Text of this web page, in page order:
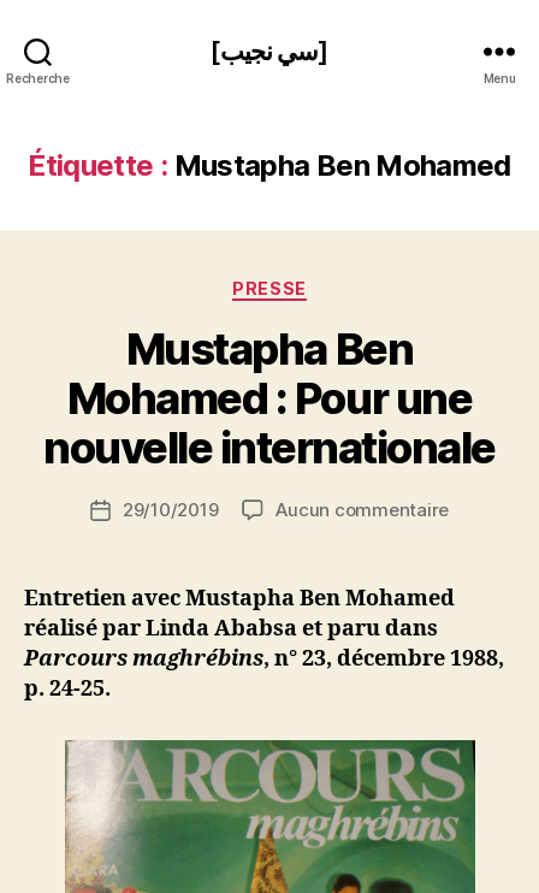
Recherche
[سي نجيب]
Menu
Étiquette : Mustapha Ben Mohamed
Catégories
PRESSE
Mustapha Ben
Mohamed : Pour une
nouvelle internationale
de
P
a
N
ji
b
Date29/10/2019 Aucun commentairesur
Mohamed
une
Entretien avec Mustapha Ben Mohamed
réalisé par Linda Ababsa et paru dans
Parcours maghrébins, n° 23, décembre 1988,
p. 24-25.